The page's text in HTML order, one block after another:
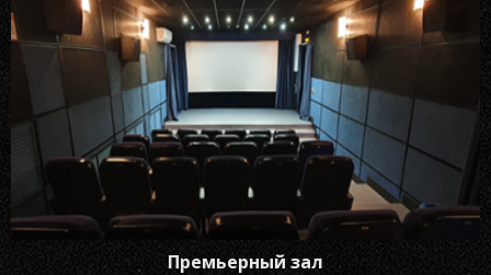
Премьерный зал